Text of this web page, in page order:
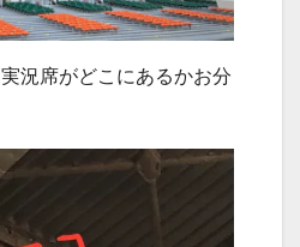
況席がどこにあるかお分